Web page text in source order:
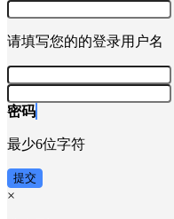
请填写您的的登录用户名
密码
最少6位字符
提交
×